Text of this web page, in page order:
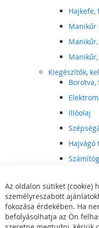
Hajkefe,
Manikűr
Kiegészítők,
Illóolaj
Hajvágó
Hajvágó
Szórakoztató
Multimédia
DVD,
Az oldalon sütiket (cookie)
személyreszabott
fokozása érdekében. Ha
befolyásolhatja az Ön